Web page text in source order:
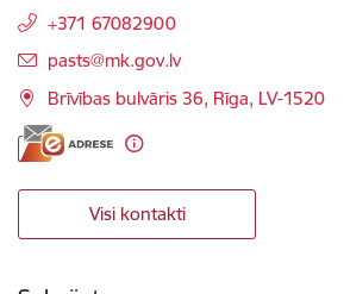
+371 67082900
E-pasts:
pasts@mk.gov.lv
Brīvības bulvāris 36, Rīga, LV-1520
Visi kontakti